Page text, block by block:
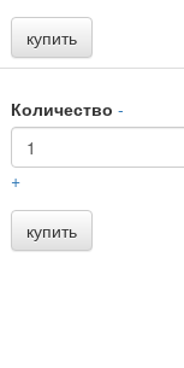
купить
Количество -
+
купить